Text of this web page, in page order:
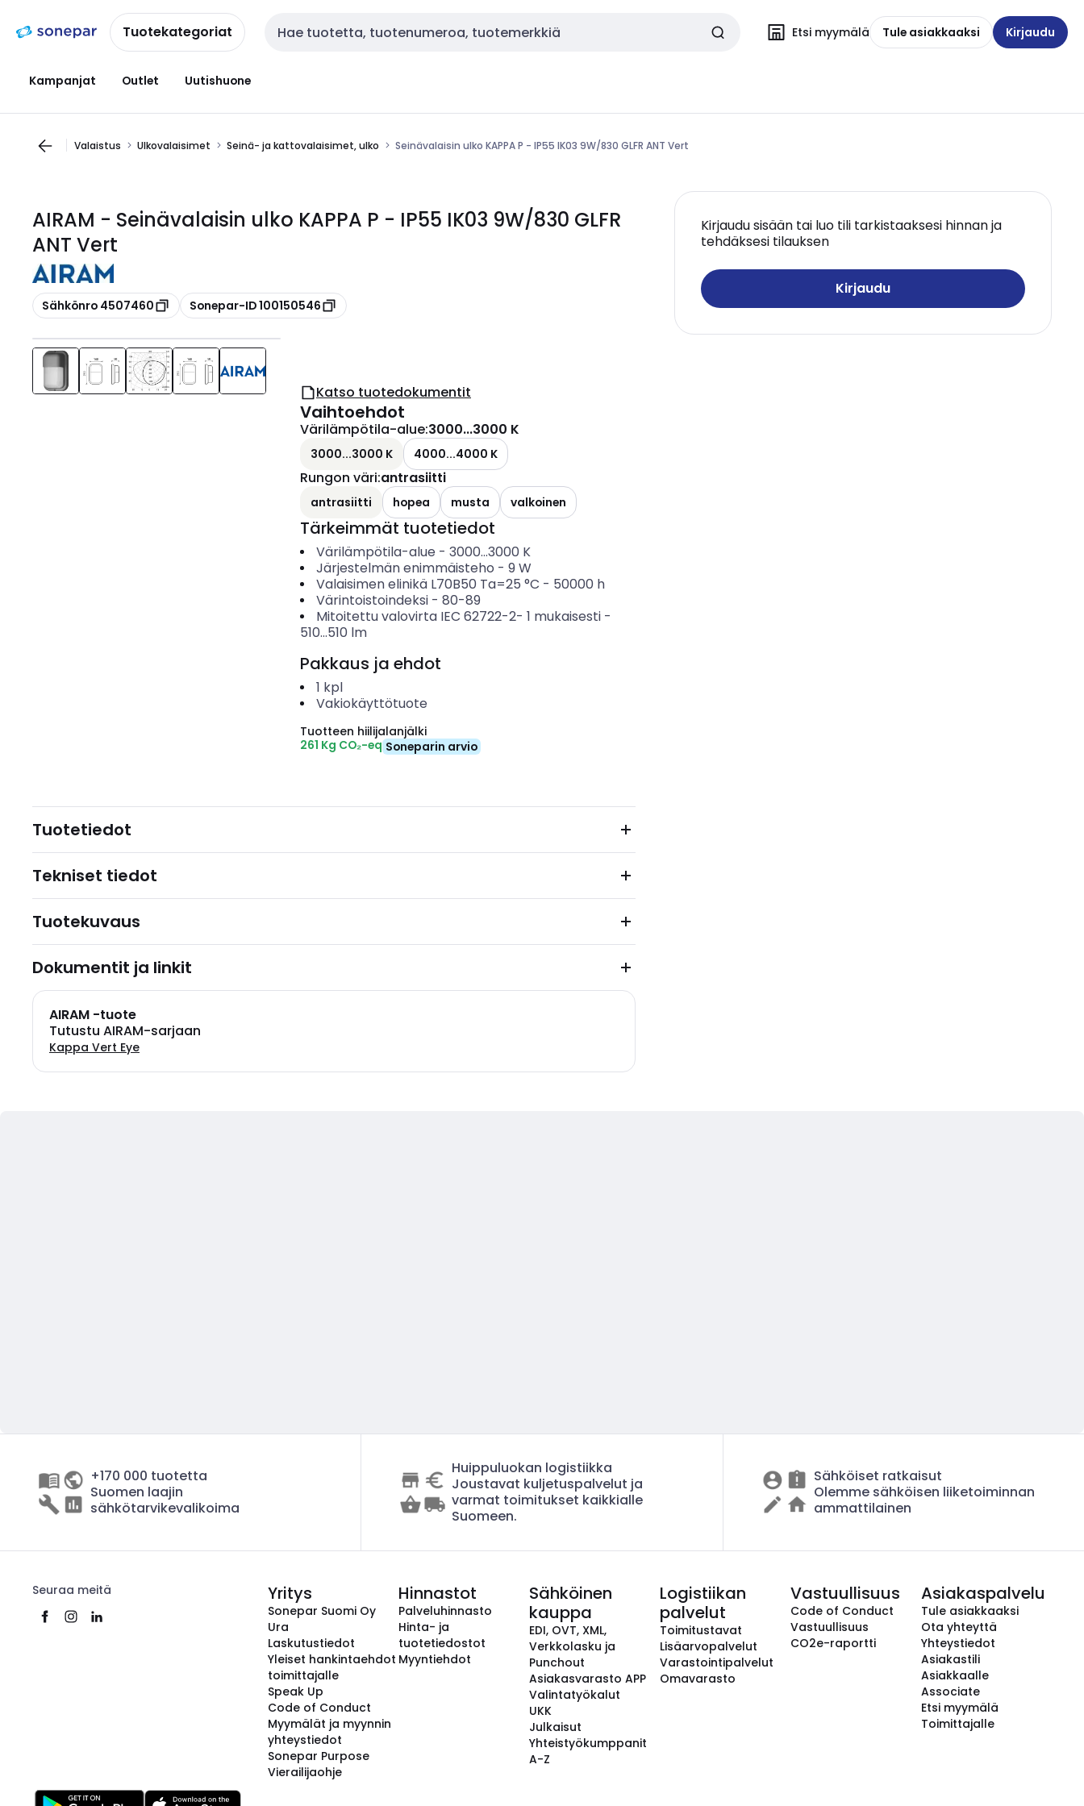
navigointiinsisältöönTuotekategoriat Haku Etsi myymälä Tule asiakkaaksi Kirjaudu
Kampanjat Outlet Uutishuone
Valaistus Ulkovalaisimet Seinä- ja kattovalaisimet, ulko Seinävalaisin ulko KAPPA P - IP55 IK03 9W/830 GLFR ANT Vert
AIRAM - Seinävalaisin ulko KAPPA P - IP55 IK03 9W/830 GLFR
ANT Vert
Kopioi
Sähkönro 4507460 Kopioi
Sonepar-ID 100150546
Kirjaudu sisään tai luo tili tarkistaaksesi hinnan ja
tehdäksesi tilauksen
Kirjaudu
Katso tuotedokumentit
Vaihtoehdot
Värilämpötila-alue:3000...3000 K
3000...3000 K 4000...4000 K
Rungon väri:antrasiitti
antrasiitti hopea musta valkoinen
Tärkeimmät tuotetiedot
Värilämpötila-alue - 3000...3000 K
Järjestelmän enimmäisteho - 9 W
Valaisimen elinikä L70B50 Ta=25 °C - 50000 h
Värintoistoindeksi- 80-89
Mitoitettu valovirta IEC 62722-2- 1 mukaisesti-
510...510 lm
Pakkaus ja ehdot
1 kpl
Vakiokäyttötuote
Tuotteen hiilijalanjälki
261 Kg CO₂-eq Soneparin arvio
Tuotetiedot
Tekniset tiedot
Tuotekuvaus
Dokumentit ja linkit
AIRAM -tuote
Tutustu AIRAM-sarjaan
Kappa Vert Eye
+170 000 tuotetta
Suomen laajin
sähkötarvikevalikoima
Huippuluokan logistiikka
Joustavat kuljetuspalvelut ja
varmat toimitukset kaikkialle
Suomeen.
Sähköiset ratkaisut
Olemme sähköisen liiketoiminnan
ammattilainen
Seuraa meitä Yritys
Sonepar Suomi Oy
Ura
Laskutustiedot
Yleiset hankintaehdot
toimittajalle
Speak Up
Code of Conduct
Myymälät ja myynnin
yhteystiedot
Sonepar Purpose
Vierailijaohje
Hinnastot
Palveluhinnasto
Hinta- ja
tuotetiedostot
Myyntiehdot
Sähköinen
kauppa
EDI, OVT, XML,
Verkkolasku ja
Punchout
Asiakasvarasto APP
Valintatyökalut
UKK
Julkaisut
Yhteistyökumppanit
A-Z
Logistiikan
palvelut
Toimitustavat
Lisäarvopalvelut
Varastointipalvelut
Omavarasto
Vastuullisuus
Code of Conduct
Vastuullisuus
CO2e-raportti
Asiakaspalvelu
Tule asiakkaaksi
Ota yhteyttä
Yhteystiedot
Asiakastili
Asiakkaalle
Associate
Etsi myymälä
Toimittajalle